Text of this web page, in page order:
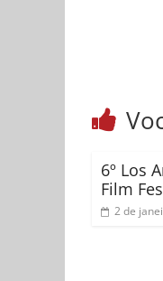
6º Los
Film
2 de